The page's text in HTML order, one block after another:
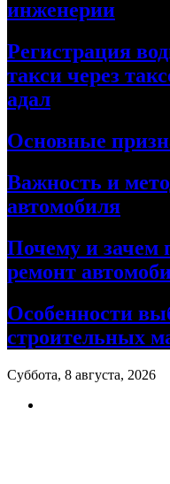
инженерии
Регистрация
такси через
адал
Основные
Важность и
автомобиля
Почему и зачем
ремонт
Особенности
строительных
Суббота, 8 августа, 2026